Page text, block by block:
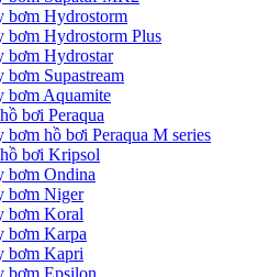
bơm Hydrostorm
bơm Hydrostorm Plus
bơm Hydrostar
bơm Supastream
bơm Aquamite
bơi Peraqua
bơm hồ bơi Peraqua M series
bơi Kripsol
bơm Ondina
bơm Niger
bơm Koral
bơm Karpa
bơm Kapri
bơm Epsilon